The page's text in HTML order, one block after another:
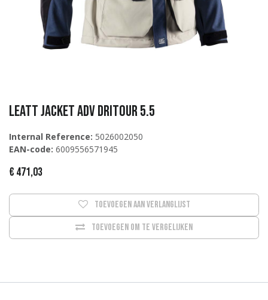
Leatt Jacket ADV DriTour 5.5
Internal Reference: 5026002050
EAN-code: 6009556571945
€ 471,03
Toevoegen om te vergelijken
Toevoegen aan verlanglijst